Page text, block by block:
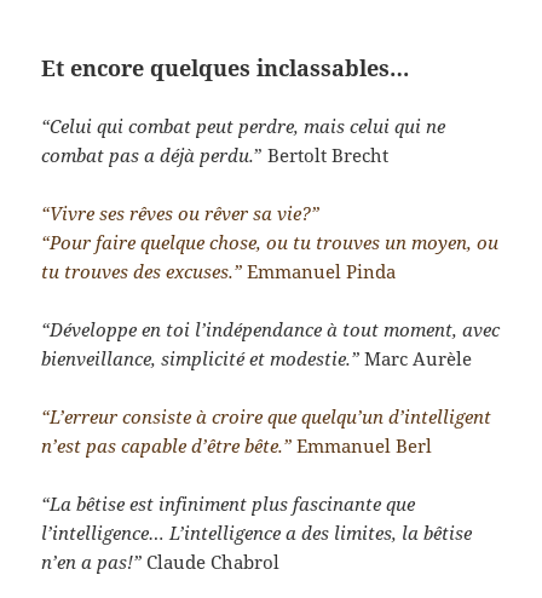
Et encore quelques inclassables…
“Celui qui combat peut perdre, mais celui qui ne
combat pas a déjà perdu.” Bertolt Brecht
“Vivre ses rêves ou rêver sa vie?”
“Pour faire quelque chose, ou tu trouves un moyen, ou
tu trouves des excuses.” Emmanuel Pinda
“Développe en toi l’indépendance à tout moment, avec
bienveillance, simplicité et modestie.” Marc Aurèle
“L’erreur consiste à croire que quelqu’un d’intelligent
n’est pas capable d’être bête.” Emmanuel Berl
“La bêtise est infiniment plus fascinante que
l’intelligence… L’intelligence a des limites, la bêtise
n’en a pas!”Claude Chabrol